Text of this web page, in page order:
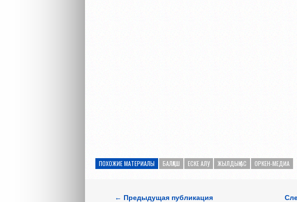
ПОХОЖИЕ МАТЕРИАЛЫ БАЛҚАШ ЕСКЕ АЛУ ЖЫЛДЫҚ АС ОРКЕН-МЕДИА
← Предыдущая публикация